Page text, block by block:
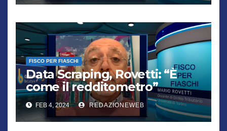
FISCO PER FIASCHI
Data Scraping, Rovetti: “È
come il redditometro”
FEB 4, 2024 REDAZIONEWEB